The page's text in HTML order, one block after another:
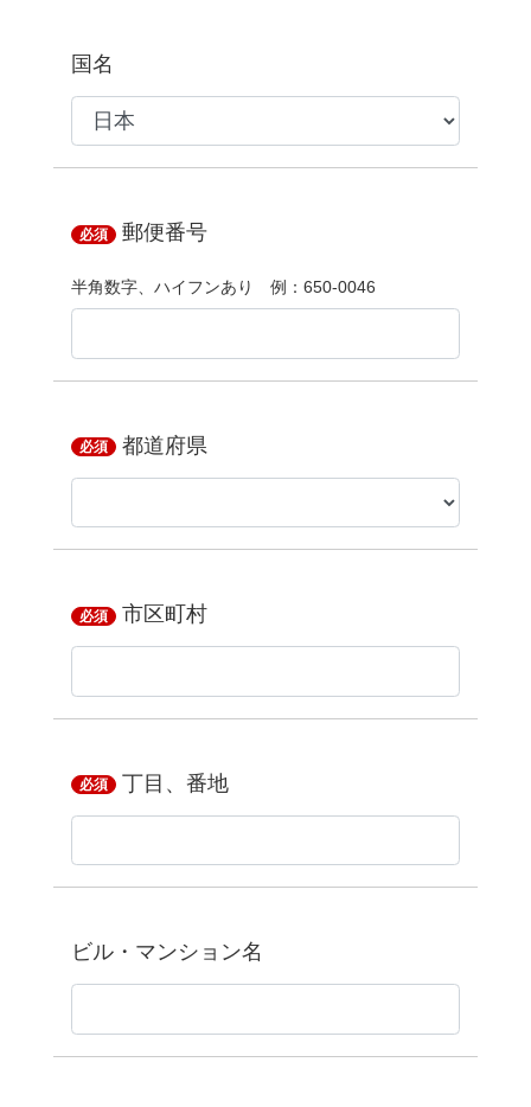
国名
必須 郵便番号
半角数字、ハイフンあり 例：650-0046
必須 都道府県
必須 市区町村
必須 丁目、番地
ビル・マンション名